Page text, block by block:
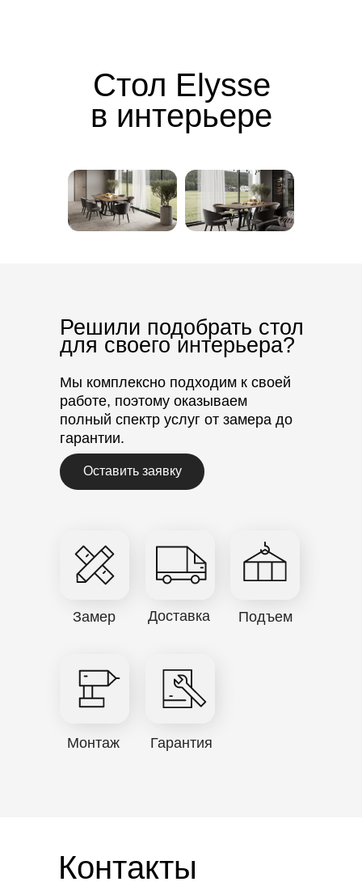
Стол Elysse
в интерьере
Замер Доставка Подъем
Монтаж Гарантия
Решили подобрать стол
для своего интерьера?
Мы комплексно подходим к своей
работе, поэтому оказываем
полный спектр услуг от замера до
гарантии.
Оставить заявку
Контакты